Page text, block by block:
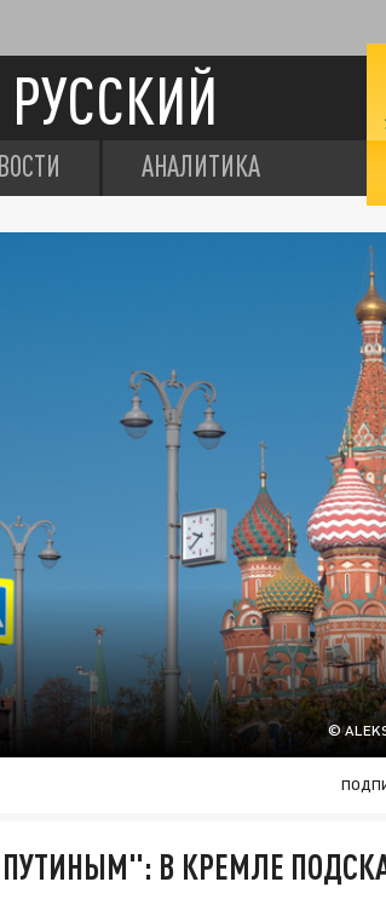
АНАЛИТИКА
©
В КРЕМЛЕ